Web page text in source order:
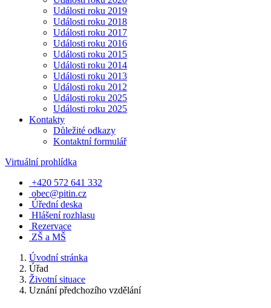
Události roku 2019
Události roku 2018
Události roku 2017
Události roku 2016
Události roku 2015
Události roku 2014
Události roku 2013
Události roku 2012
Události roku 2025
Události roku 2025
Kontakty
Důležité odkazy
Kontaktní formulář
Virtuální prohlídka
+420 572 641 332
obec@pitin.cz
Úřední deska
Hlášení rozhlasu
Rezervace
ZŠ a MŠ
Úvodní stránka
Úřad
Životní situace
Uznání předchozího vzdělání